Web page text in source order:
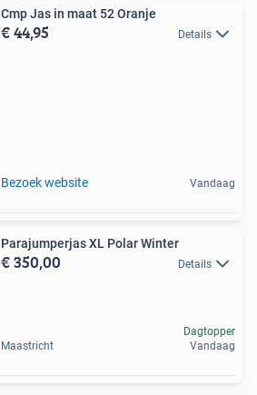
Cmp Jas in maat 52 Oranje
€ 44,95 Details
Bezoek website Vandaag
Parajumperjas XL Polar Winter
€ 350,00 Details
Maastricht
Dagtopper
Vandaag